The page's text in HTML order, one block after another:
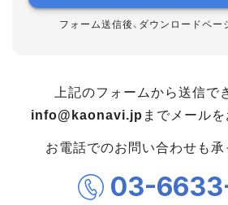
フォーム送信後、ダウンロードペー
上記のフォームから送信で
info@kaonavi.jp までメール
お電話でのお問い合わせも承
03-